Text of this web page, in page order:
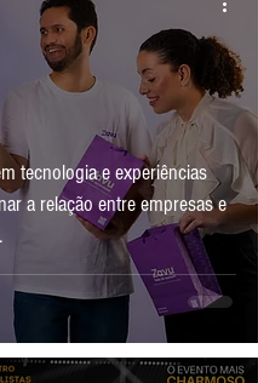
tecnologia e experiências
a relação entre empresas e